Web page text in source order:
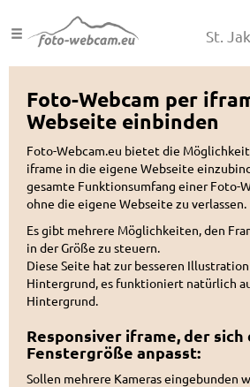
St.
Foto-Webcam per
Webseite einbinden
Foto-Webcam.eu bietet die
iframe in die eigene Webseite
gesamte Funktionsumfang einer Foto-
ohne die eigene Webseite zu verlassen.
Es gibt mehrere Möglichkeiten, den
in der Größe zu steuern.
Diese Seite hat zur besseren
Hintergrund, es funktioniert natürlich
Hintergrund.
Responsiver iframe, der sich
Fenstergröße anpasst:
Sollen mehrere Kameras eingebunden